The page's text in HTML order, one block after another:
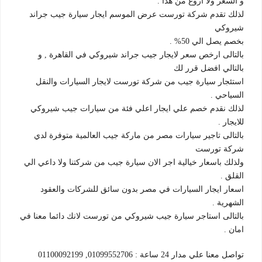
لذلك تقدم شركة تورست عرض الموسم ايجار سيارة جيب جراند
شيروكي
بخصم يصل الي 50% .
بالتالى ارخص سعر لايجار جيب جراند شيروكي في القاهرة , و
بالتالي افضل قرر لك
استئجار سيارة جيب من شركة تورست لايجار السيارات والنقل
السياحي .
لذلك نقدم خصم علي ايجار اعلي فئة من سيارات جيب شيروكي
للايجار .
بالتالى تاجير سيارات مصر من ماركة جيب العالمية متوفرة لدي
شركة تورست
ولذلك باسعار خيالية اجر الان سيارة جيب من شركتنا ولا داعي الي
القلق .
اسعار ايجار السيارات في مصر بدون سائق للشركات والعقود
الشهرية .
بالتالى استاجر سيارة جيب شيروكي من تورست لانك دائما معنا في
امان .
تواصل معنا علي مدار 24 ساعة : 01099552706, 01100092199